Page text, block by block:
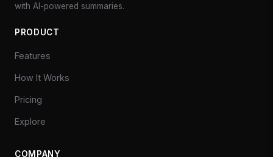
with AI-powered summaries.
PRODUCT
Features
How It Works
Pricing
Explore
COMPANY